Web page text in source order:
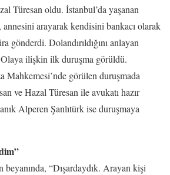
Türesan oldu. İstanbul’da yaşanan
arayarak kendisini bankacı olarak
gönderdi. Dolandırıldığını anlayan
ilişkin ilk duruşma görüldü.
Mahkemesi’nde görülen duruşmada
ve Hazal Türesan ile avukatı hazır
Alperen Şanlıtürk ise duruşmaya
“Dışardaydık. Arayan kişi